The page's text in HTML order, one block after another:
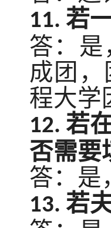
11. 若
答：是
成团
程大学
12. 若
否需要
答：是
13. 若